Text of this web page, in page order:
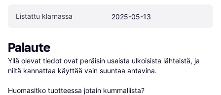
Listattu klarnassa 2025-05-13
Palaute
Yllä olevat tiedot ovat peräisin useista ulkoisista lähteistä, ja
niitä kannattaa käyttää vain suuntaa antavina.
Huomasitko tuotteessa jotain kummallista?